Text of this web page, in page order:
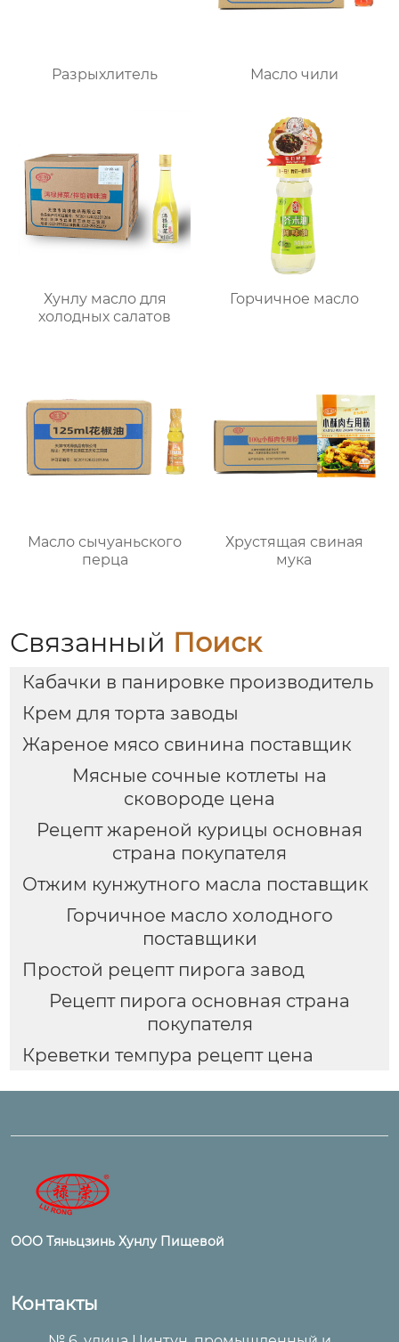
Разрыхлитель Масло чили
Хунлу масло для
холодных салатов
Горчичное масло
Масло сычуаньского
перца
Хрустящая свиная
мука
Связанный Поиск
Кабачки в панировке производитель
Крем для торта заводы
Жареное мясо свинина поставщик
Мясные сочные котлеты на
сковороде цена
Рецепт жареной курицы основная
страна покупателя
Отжим кунжутного масла поставщик
Горчичное масло холодного
поставщики
Простой рецепт пирога завод
Рецепт пирога основная страна
покупателя
Креветки темпура рецепт цена
ООО Тяньцзинь Хунлу Пищевой
Контакты